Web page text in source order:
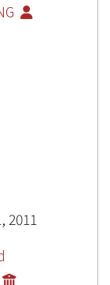
2011